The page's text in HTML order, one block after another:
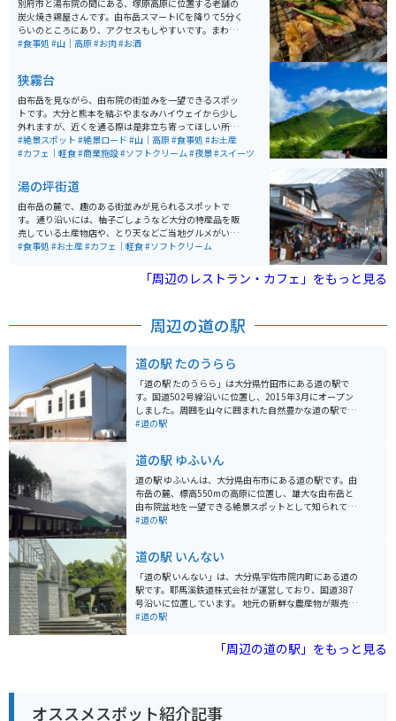
別府市と湯布院の間にある、塚原高原に位置する老舗の
炭火焼き鶏屋さんです。由布岳スマートICを降りて5分く
らいのところにあり、アクセスもしやすいです。まわり
が高原ということもあり、雄大な自然を楽しみながら向
は県外から来られたお客様も多いです。
#食事処 #山｜高原#お肉#お酒
狭霧台
由布岳を見ながら、由布院の街並みを一望できるスポッ
トです。大分と熊本を結ぶやまなみハイウェイから少し
外れますが、近くを通る際は是非立ち寄ってほしい所で
す。おすすめの季節は春～秋、自然の壮大さを感じられ
るツーリングスポットです。
#絶景スポット #絶景ロード #山｜高原#食事処 #お土産
#カフェ｜軽食#商業施設#ソフトクリーム#夜景#スイーツ
湯の坪街道
由布岳の麓で、趣のある街並みが見られるスポットで
す。 通り沿いには、柚子ごしょうなど大分の特産品を販
売している土産物店や、とり天などご当地グルメがいた
だける飲食店などが軒を連ね、多くの観光客でにぎわっ
景色が楽しめるおすすめの散策スポットで、のどかな田
園風景など、由布院ならではの趣のある雰囲気を感じる
#食事処 #お土産#カフェ｜軽食#ソフトクリーム
「周辺のレストラン・カフェ」をもっと見る
周辺の道の駅
道の駅 たのうらら
「道の駅 たのうらら」は大分県竹田市にある道の駅で
す。国道502号線沿いに位置し、2015年3月にオープン
しました。周囲を山々に囲まれた自然豊かな道の駅で、
地元の新鮮な野菜や果物をはじめ、加工品、工芸品な
数々。コロッケやメンチカツなどの定番メニューから、
レストランではステーキなども楽しめます。また、大分
県の名産品である「かぼす」を使ったソフトクリームや
ドリンクも人気です。バイクで訪れる際は、広々とした
駐車場があるので安心です。ツーリングの休憩に、食事
どの温泉地もあります。道の駅を拠点に、竹田市の観光
を満喫するのもおすすめです。
#道の駅
道の駅 ゆふいん
道の駅 ゆふいんは、大分県由布市にある道の駅です。由
布岳の麓、標高550mの高原に位置し、雄大な由布岳と
由布院盆地を一望できる絶景スポットとして知られてい
ます。 地元の新鮮な野菜や果物をはじめ、由布院産の牛
充実しており、旅の思い出作りに最適です。 バイクで訪
れる場合、道の駅 ゆふいんは駐車場も広く、休憩場所と
して最適です。由布岳や周辺の山々を走るツーリングコ
ースの拠点としても利用できます。由布院温泉や別府温
泉など、周辺には温泉地も多いので、ツーリングの疲れ
#道の駅
道の駅 いんない
「道の駅 いんない」は、大分県宇佐市院内町にある道の
駅です。耶馬溪鉄道株式会社が運営しており、国道387
号沿いに位置しています。 地元の新鮮な農産物が販売さ
れている直売所の他、レストランでは、名物の「宇佐ジ
理を楽しむことができます。 バイクで訪れる場合、耶馬
渓の美しい景色の中を走ることができ、ツーリングの休
渓や青の洞門など、自然豊かな観光スポットが多くあり
#道の駅
「周辺の道の駅」をもっと見る
オススメスポット紹介記事